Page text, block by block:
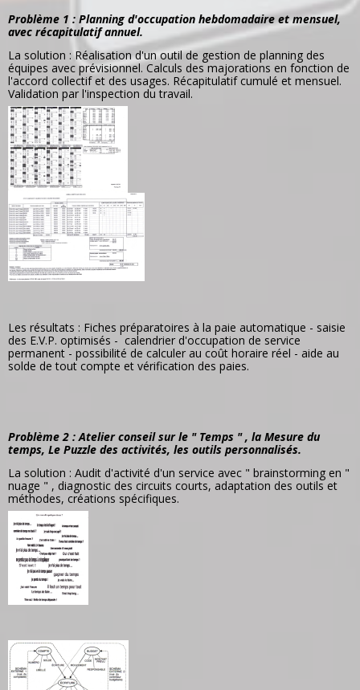
Problème 1 : Planning d'occupation hebdomadaire et mensuel,
avec récapitulatif annuel.
La solution : Réalisation d'un outil de gestion de planning des
équipes avec prévisionnel. Calculs des majorations en fonction de
l'accord collectif et des usages. Récapitulatif cumulé et mensuel.
Validation par l'inspection du travail.
Les résultats : Fiches préparatoires à la paie automatique - saisie
des E.V.P. optimisés - calendrier d'occupation de service
permanent - possibilité de calculer au coût horaire réel - aide au
solde de tout compte et vérification des paies.
Problème 2 : Atelier conseil sur le " Temps " , la Mesure du
temps, Le Puzzle des activités, les outils personnalisés.
La solution : Audit d'activité d'un service avec " brainstorming en "
nuage " , diagnostic des circuits courts, adaptation des outils et
méthodes, créations spécifiques.